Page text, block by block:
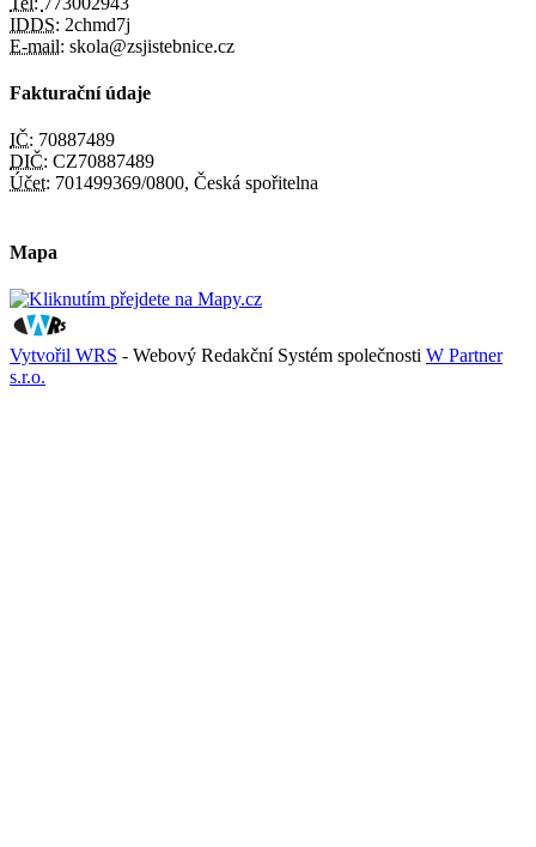
IDDS: 2chmd7j
E-mail: skola@zsjistebnice.cz
Fakturační údaje
IČ: 70887489
DIČ: CZ70887489
Účet: 701499369/0800, Česká spořitelna
Mapa
Vytvořil WRS - Webový Redakční Systém společnosti W Partner
s.r.o.